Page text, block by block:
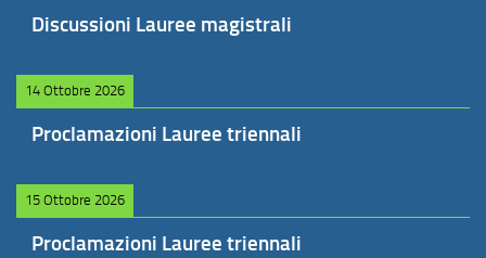
Discussioni Lauree magistrali
14 Ottobre 2026
Proclamazioni Lauree triennali
15 Ottobre 2026
Proclamazioni Lauree triennali